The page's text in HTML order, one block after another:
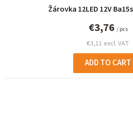
Žárovka 12LED 12V
€3,11 excl. VAT
€3,76 / pcs
ADD TO CART